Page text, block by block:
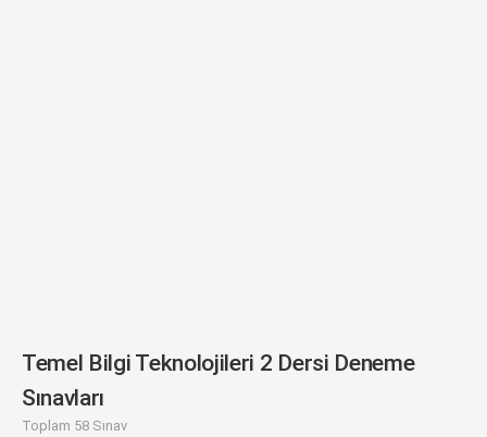
Temel Bilgi Teknolojileri 2 Dersi Deneme
Sınavları
Toplam 58 Sınav